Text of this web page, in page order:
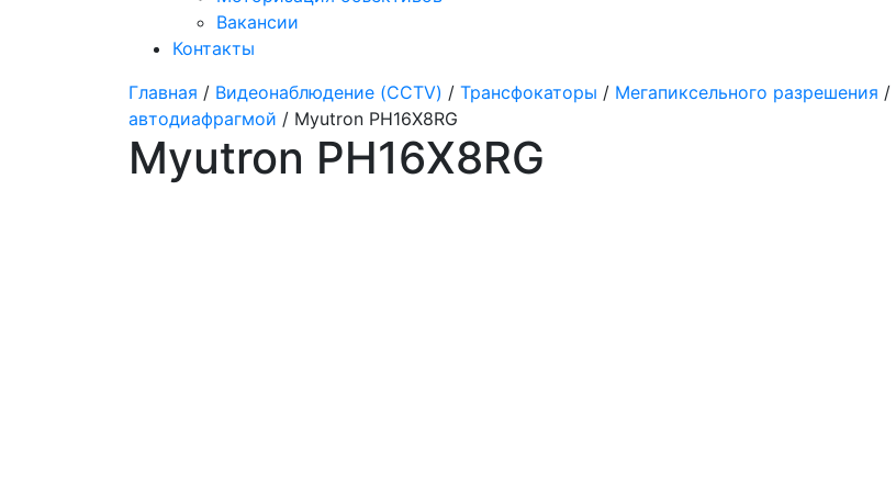
Вакансии
Контакты
Главная / Видеонаблюдение (CCTV) / Трансфокаторы / Мегапиксельного разрешения /
автодиафрагмой / Myutron PH16X8RG
Myutron PH16X8RG